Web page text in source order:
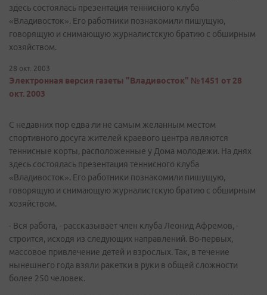
здесь состоялась презентация теннисного клуба
«Владивосток». Его работники познакомили пишущую,
говорящую и снимающую журналистскую братию с обширным
хозяйством.
28 окт. 2003
Электронная версия газеты "Владивосток" №1451 от 28
окт. 2003
С недавних пор едва ли не самым желанным местом
спортивного досуга жителей краевого центра являются
теннисные корты, расположенные у Дома молодежи. На днях
здесь состоялась презентация теннисного клуба
«Владивосток». Его работники познакомили пишущую,
говорящую и снимающую журналистскую братию с обширным
хозяйством.
- Вся работа, - рассказывает член клуба Леонид Афремов, -
строится, исходя из следующих направлений. Во-первых,
массовое привлечение детей и взрослых. Так, в течение
нынешнего года взяли ракетки в руки в общей сложности
более 250 человек.